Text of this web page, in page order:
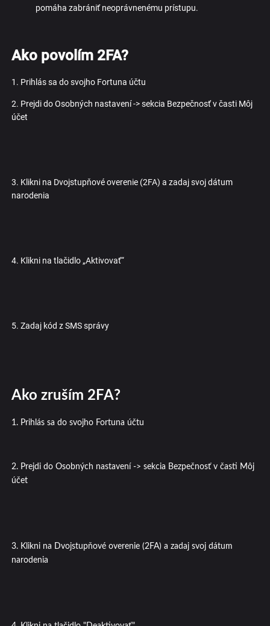
pomáha zabrániť neoprávnenému prístupu.
Ako povolím 2FA?
1. Prihlás sa do svojho Fortuna účtu
2. Prejdi do Osobných nastavení -> sekcia Bezpečnosť v časti Môj
účet
3. Klikni na Dvojstupňové overenie (2FA) a zadaj svoj dátum
narodenia
4. Klikni na tlačidlo „Aktivovať“
5. Zadaj kód z SMS správy
Ako zruším 2FA?
1. Prihlás sa do svojho Fortuna účtu
2. Prejdi do Osobných nastavení -> sekcia Bezpečnosť v časti Môj
účet
3. Klikni na Dvojstupňové overenie (2FA) a zadaj svoj dátum
narodenia